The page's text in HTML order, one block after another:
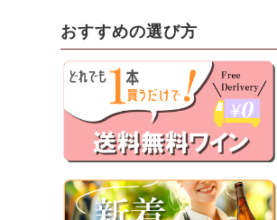
おすすめの選び方